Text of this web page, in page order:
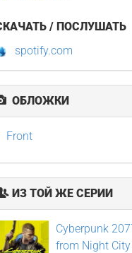
/ ПОСЛУШАТЬ
spotify.com
ОБЛОЖКИ
Front
ИЗ ТОЙ ЖЕ СЕРИИ
Cyberpunk
from Night